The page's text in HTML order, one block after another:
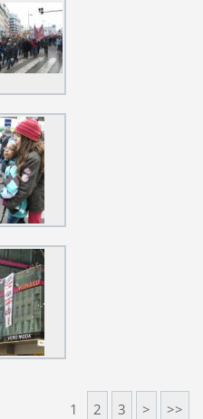
1 2 3 > >>